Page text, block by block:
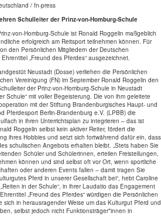
/ fn-press
Schulleiter der Prinz-von-Homburg-Schule
von-Homburg-Schule ist Ronald Roggelin maßgeblich
erfolgreich am Reitsport teilnehmen können. Für
den Persönlichen Mitgliedern der Deutschen
„Freund des Pferdes“ ausgezeichnet.
Neustadt (Dosse) verliehen die Persönlichen
Vereinigung (FN) im September Ronald Roggelin den
der Prinz-von-Homburg-Schule in Neustadt
Schule“ mit voller Begeisterung. Die von ihm geleitete
mit der Stiftung Brandenburgisches Haupt- und
Pferdesport Berlin-Brandenburg e.V. (LPBB) die
in ihren Unterrichtsplan zu integrieren – das ist
Roggelin selbst kein aktiver Reiter, fördert die
ihres Hobbies und setzt sich fortwährend dafür ein, dass
schulischen Angebots erhalten bleibt. „Stets haben Sie
Schüler und Schülerinnen, erteilen Freistellungen,
können und sind selbst oft vor Ort, wenn sportliche
oder anderen Events fallen – damit tragen Sie
Pferd in unserer Gesellschaft bei“, hebt Caroline
in der Schule“, in ihrer Laudatio das Engagement
„Freund des Pferdes“ würdigen die Persönlichen
sich in herausragender Weise um das Kulturgut Pferd und
selbst jedoch nicht Funktionsträger*innen in